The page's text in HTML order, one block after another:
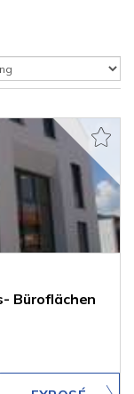
Büroflächen